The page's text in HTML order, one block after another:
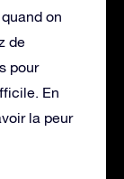
on
de
pour
En
la peur